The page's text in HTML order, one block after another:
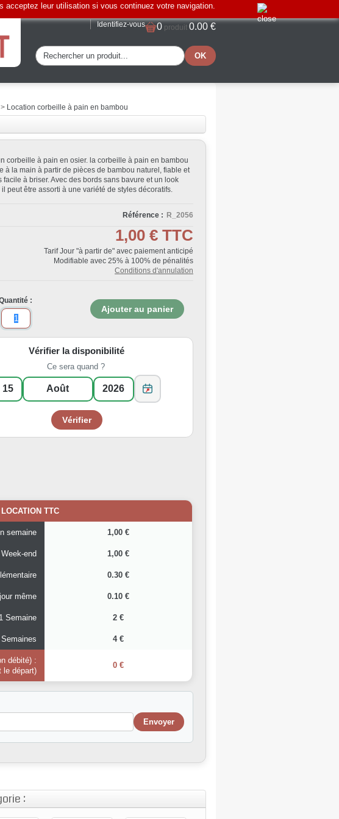
Identifiez-vous 0 produit 0.00 €
acceptez leur utilisation si vous continuez votre navigation.
> Location corbeille à pain en bambou
corbeille à pain en osier. la corbeille à pain en bambou
à la main à partir de pièces de bambou naturel, fiable et
facile à briser. Avec des bords sans bavure et un look
peut être assorti à une variété de styles décoratifs.
Référence : R_2056
1,00 € TTC
Tarif Jour "à partir de" avec paiement anticipé
Modifiable avec 25% à 100% de pénalités
Conditions d'annulation
:
Vérifier la disponibilité
Ce sera quand ?
TTC
semaine 1,00 €
Week-end 1,00 €
0.30 €
même 0.10 €
Semaine 2 €
4 €
débité) :
le départ)
0 €
: